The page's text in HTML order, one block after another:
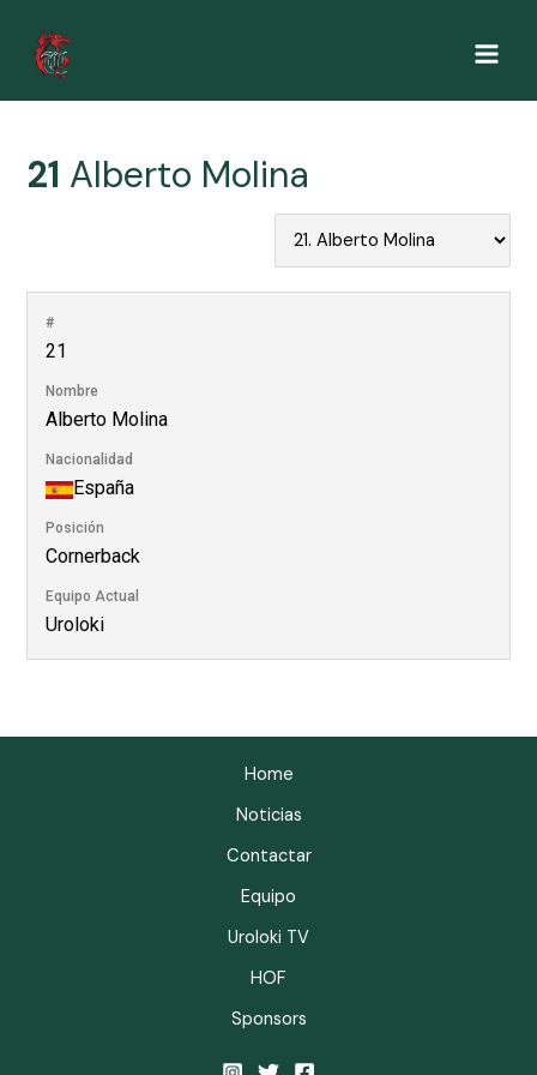
contenido
Main
21 Alberto Molina
#
21
Nombre
Alberto Molina
Nacionalidad
España
Posición
Cornerback
Equipo Actual
Uroloki
Home
Noticias
Contactar
Equipo
Uroloki TV
HOF
Sponsors